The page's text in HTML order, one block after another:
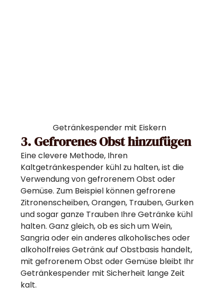
Getränkespender mit Eiskern
3. Gefrorenes Obst hinzufügen
Eine clevere Methode, Ihren
Kaltgetränkespender kühl zu halten, ist die
Verwendung von gefrorenem Obst oder
Gemüse. Zum Beispiel können gefrorene
Zitronenscheiben, Orangen, Trauben, Gurken
und sogar ganze Trauben Ihre Getränke kühl
halten. Ganz gleich, ob es sich um Wein,
Sangria oder ein anderes alkoholisches oder
alkoholfreies Getränk auf Obstbasis handelt,
mit gefrorenem Obst oder Gemüse bleibt Ihr
Getränkespender mit Sicherheit lange Zeit
kalt.